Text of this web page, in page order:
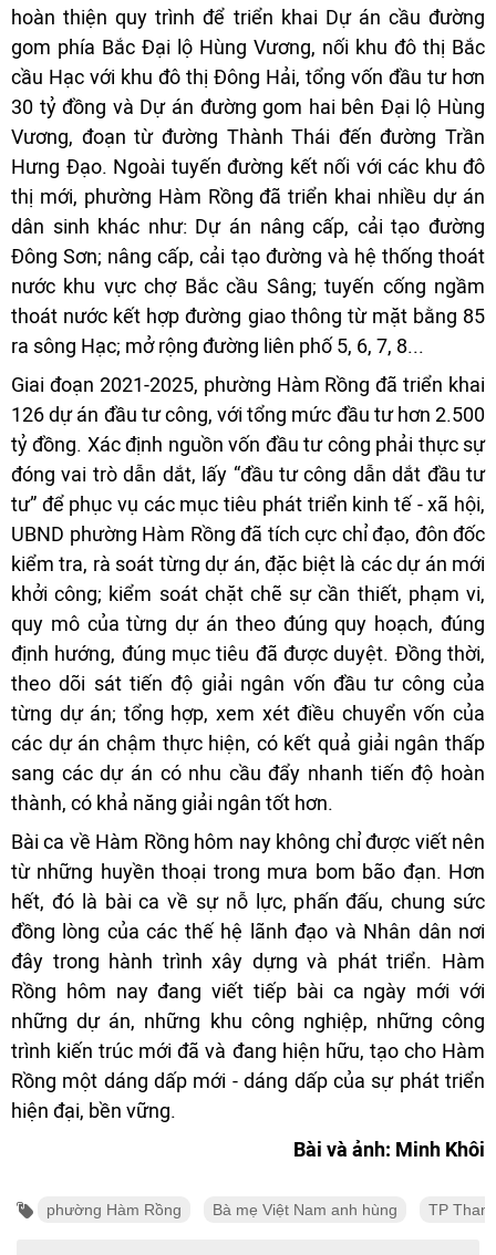
hoàn thiện quy trình để triển khai Dự án cầu đường
gom phía Bắc Đại lộ Hùng Vương, nối khu đô thị Bắc
cầu Hạc với khu đô thị Đông Hải, tổng vốn đầu tư hơn
30 tỷ đồng và Dự án đường gom hai bên Đại lộ Hùng
Vương, đoạn từ đường Thành Thái đến đường Trần
Hưng Đạo. Ngoài tuyến đường kết nối với các khu đô
thị mới, phường Hàm Rồng đã triển khai nhiều dự án
dân sinh khác như: Dự án nâng cấp, cải tạo đường
Đông Sơn; nâng cấp, cải tạo đường và hệ thống thoát
nước khu vực chợ Bắc cầu Sâng; tuyến cống ngầm
thoát nước kết hợp đường giao thông từ mặt bằng 85
ra sông Hạc; mở rộng đường liên phố 5, 6, 7, 8...
Giai đoạn 2021-2025, phường Hàm Rồng đã triển khai
126 dự án đầu tư công, với tổng mức đầu tư hơn 2.500
tỷ đồng. Xác định nguồn vốn đầu tư công phải thực sự
đóng vai trò dẫn dắt, lấy “đầu tư công dẫn dắt đầu tư
tư” để phục vụ các mục tiêu phát triển kinh tế - xã hội,
UBND phường Hàm Rồng đã tích cực chỉ đạo, đôn đốc
kiểm tra, rà soát từng dự án, đặc biệt là các dự án mới
khởi công; kiểm soát chặt chẽ sự cần thiết, phạm vi,
quy mô của từng dự án theo đúng quy hoạch, đúng
định hướng, đúng mục tiêu đã được duyệt. Đồng thời,
theo dõi sát tiến độ giải ngân vốn đầu tư công của
từng dự án; tổng hợp, xem xét điều chuyển vốn của
các dự án chậm thực hiện, có kết quả giải ngân thấp
sang các dự án có nhu cầu đẩy nhanh tiến độ hoàn
thành, có khả năng giải ngân tốt hơn.
Bài ca về Hàm Rồng hôm nay không chỉ được viết nên
từ những huyền thoại trong mưa bom bão đạn. Hơn
hết, đó là bài ca về sự nỗ lực, phấn đấu, chung sức
đồng lòng của các thế hệ lãnh đạo và Nhân dân nơi
đây trong hành trình xây dựng và phát triển. Hàm
Rồng hôm nay đang viết tiếp bài ca ngày mới với
những dự án, những khu công nghiệp, những công
trình kiến trúc mới đã và đang hiện hữu, tạo cho Hàm
Rồng một dáng dấp mới - dáng dấp của sự phát triển
hiện đại, bền vững.
Bài và ảnh: Minh Khôi
phường Hàm Rồng Bà mẹ Việt Nam anh hùng TP